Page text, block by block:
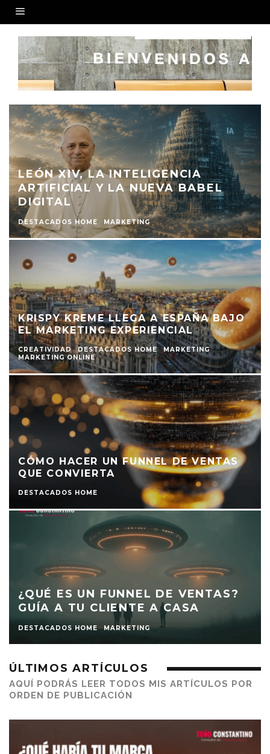
LEÓN XIV, LA INTELIGENCIA
ARTIFICIAL Y LA NUEVA BABEL
DIGITAL
DESTACADOS HOME MARKETING
KRISPY KREME LLEGA A ESPAÑA BAJO
EL MARKETING EXPERIENCIAL
CREATIVIDAD DESTACADOS HOME
MARKETING
MARKETING ONLINE
CÓMO HACER UN FUNNEL DE VENTAS
QUE CONVIERTA
DESTACADOS HOME
¿QUÉ ES UN FUNNEL DE VENTAS?
GUÍA A TU CLIENTE A CASA
DESTACADOS HOME MARKETING
ÚLTIMOS ARTÍCULOS
AQUÍ PODRÁS LEER TODOS MIS ARTÍCULOS POR
ORDEN DE PUBLICACIÓN